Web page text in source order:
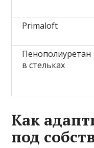
Primaloft
Пенополиуретан
в стельках
Как
под